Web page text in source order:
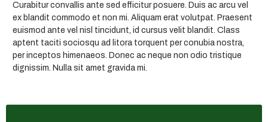
Curabitur convallis ante sed efficitur posuere. Duis ac arcu vel
ex blandit commodo et non mi. Aliquam erat volutpat. Praesent
euismod ante vel nisl tincidunt, id cursus velit blandit. Class
aptent taciti sociosqu ad litora torquent per conubia nostra,
per inceptos himenaeos. Donec ac neque non odio tristique
dignissim. Nulla sit amet gravida mi.